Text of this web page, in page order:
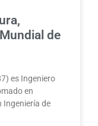
de
es Ingeniero
en
Ingeniería de